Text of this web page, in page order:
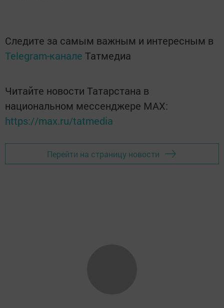
Следите за самым важным и интересным в
Telegram-канале Татмедиа
Читайте новости Татарстана в
национальном мессенджере MАХ:
https://max.ru/tatmedia
Перейти на страницу новости